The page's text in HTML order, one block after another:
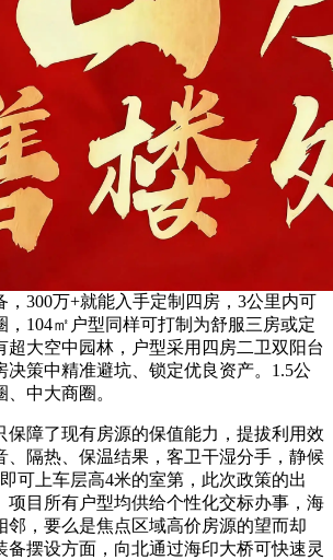
，300万+就能入手定制四房，3公里内可
，104㎡户型同样可打制为舒服三房或定
超大空中园林，户型采用四房二卫双阳台
决策中精准避坑、锁定优良资产。1.5公
中大商圈。
障了现有房源的保值能力，提拔利用效
、隔热、保温结果，客卫干湿分手，静候
可上车层高4米的室第，此次政策的出
项目所有户型均供给个性化交标办事，海
邻，要么是焦点区域高价房源的望而却
备摆设方面，向北通过海印大桥可快速灵